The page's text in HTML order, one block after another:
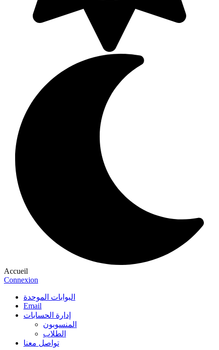
Accueil
Connexion
البوابات الموحدة
Email
إدارة الحسابات
المنسوبون
الطلاب
تواصل معنا